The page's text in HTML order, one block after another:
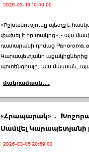
2026-03-13 10:40:00
«Իշխանությունը պետք է
փախել է իր տակից»,- այս
դատարանի դիմաց
Կարապետյանի աջակիցներից
պոտենցիալը, այս մասսան,
մանրամասն...
«Հրապարակ»․
Սամվել Կարապետյանի
2026-03-05 20:59:00